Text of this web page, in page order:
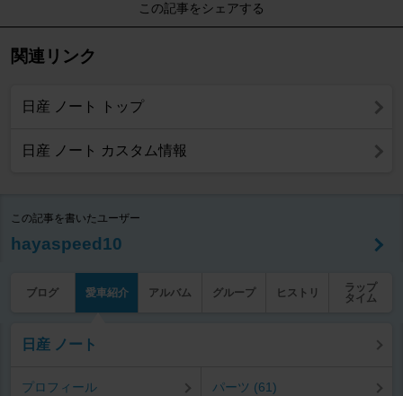
この記事をシェアする
関連リンク
日産 ノート トップ
日産 ノート カスタム情報
この記事を書いたユーザー
hayaspeed10
ブログ 愛車紹介 アルバム グループ ヒストリ
ラップ
タイム
日産 ノート
プロフィール パーツ (61)